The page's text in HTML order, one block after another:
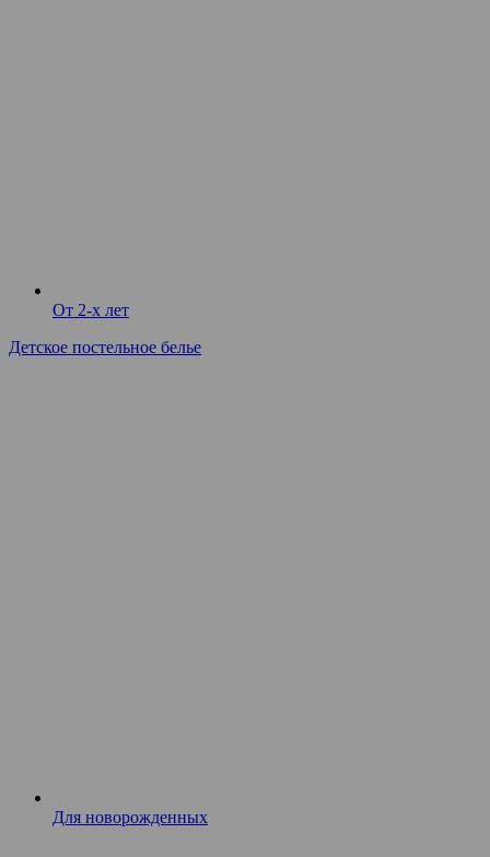
От 2-х лет
Детское постельное белье
Для новорожденных